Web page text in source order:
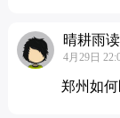
晴耕雨读
4月29日
郑州如